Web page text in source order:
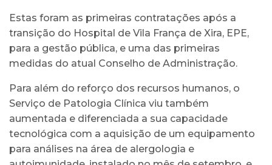
Estas foram as primeiras contratações após a
transição do Hospital de Vila França de Xira, EPE,
para a gestão pública, e uma das primeiras
medidas do atual Conselho de Administração.
Para além do reforço dos recursos humanos, o
Serviço de Patologia Clínica viu também
aumentada e diferenciada a sua capacidade
tecnológica com a aquisição de um equipamento
para análises na área de alergologia e